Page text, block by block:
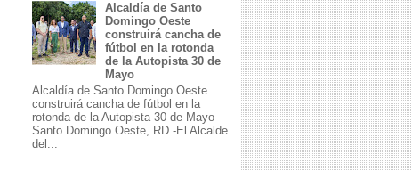
Alcaldía de Santo
Domingo Oeste
construirá cancha de
fútbol en la rotonda
de la Autopista 30 de
Mayo
Alcaldía de Santo Domingo Oeste
construirá cancha de fútbol en la
rotonda de la Autopista 30 de Mayo
Santo Domingo Oeste, RD.-El Alcalde
del...